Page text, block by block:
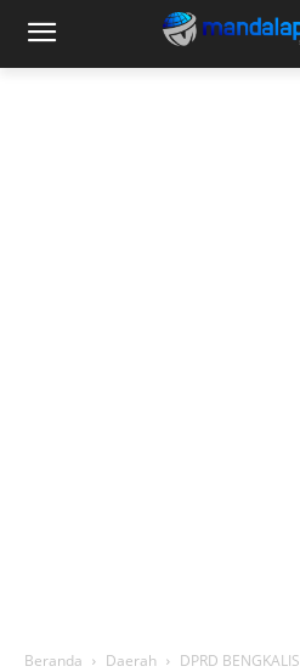
Beranda Daerah DPRD BENGKALIS